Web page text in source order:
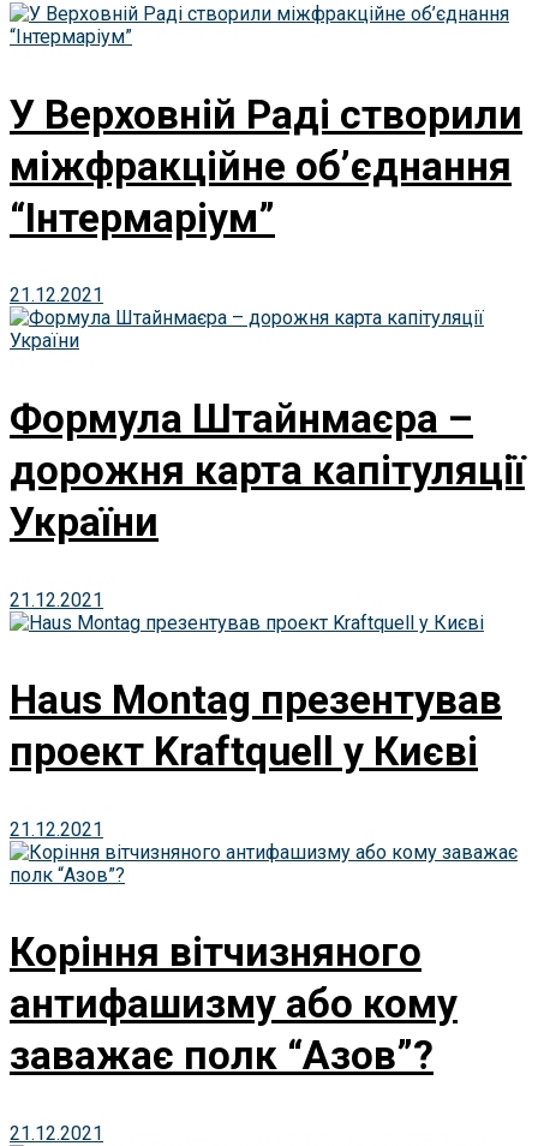
У Верховній Раді створили
міжфракційне об’єднання
“Інтермаріум”
21.12.2021
Формула Штайнмаєра –
дорожня карта капітуляції
України
21.12.2021
Haus Montag презентував
проект Kraftquell у Києві
21.12.2021
Коріння вітчизняного
антифашизму або кому
заважає полк “Азов”?
21.12.2021